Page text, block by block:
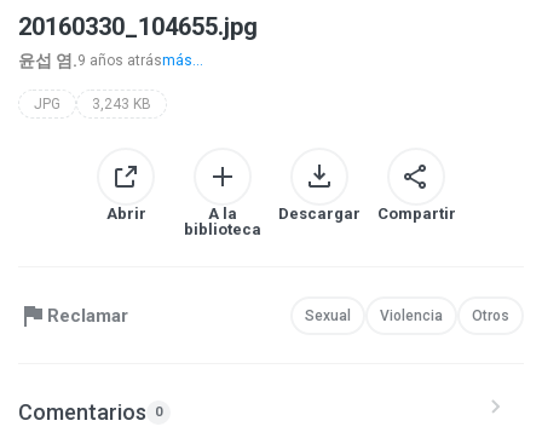
20160330_104655.jpg
윤섭 염.9 años atrásmás...
JPG 3,243 KB
Abrir
A la
biblioteca
Descargar Compartir
Reclamar Sexual Violencia Otros
Comentarios 0